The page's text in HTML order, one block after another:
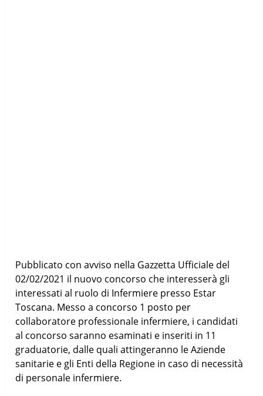
Pubblicato con avviso nella Gazzetta Ufficiale del
02/02/2021 il nuovo concorso che interesserà gli
interessati al ruolo di Infermiere presso Estar
Toscana. Messo a concorso 1 posto per
collaboratore professionale infermiere, i candidati
al concorso saranno esaminati e inseriti in 11
graduatorie, dalle quali attingeranno le Aziende
sanitarie e gli Enti della Regione in caso di necessità
di personale infermiere.